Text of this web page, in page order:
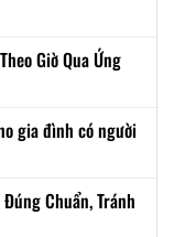
Giờ Qua Ứng
gia đình có người
Chuẩn, Tránh